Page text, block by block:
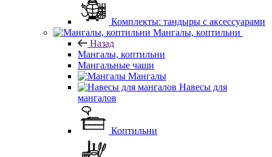
Комплекты: тандыры с аксессуарами
Мангалы, коптильни
Назад
Мангалы, коптильни
Мангальные чаши
Мангалы
Навесы для
мангалов
Коптильни